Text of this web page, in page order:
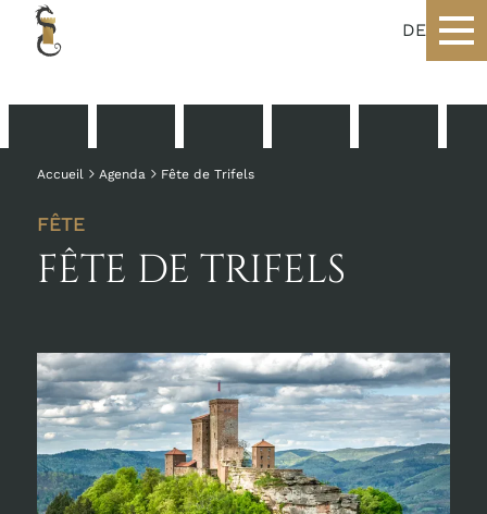
DE
Accueil Agenda Fête de Trifels
FÊTE
FÊTE DE TRIFELS